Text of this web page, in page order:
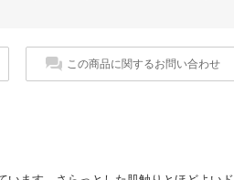
この商品に関するお問い合わせ